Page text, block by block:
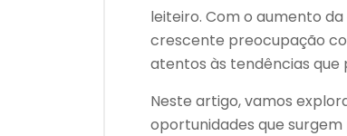
leiteiro. Com o aumento
crescente preocupação
atentos às tendências
Neste artigo, vamos
oportunidades que